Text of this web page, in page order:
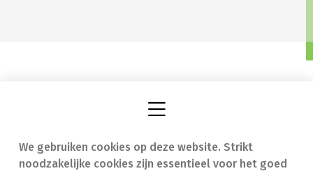
We gebruiken cookies op deze website. Strikt
noodzakelijke cookies zijn essentieel voor het goed
Vind een apotheek
In geval van nood